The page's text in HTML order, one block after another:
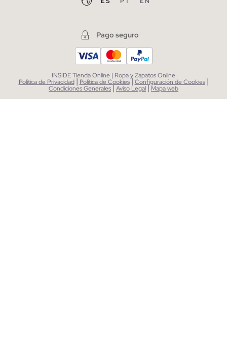
Pago seguro
INSIDE Tienda Online | Ropa y Zapatos Online
Política de Privacidad | Política de Cookies| Configuración de Cookies |
Condiciones Generales|Aviso Legal| Mapa web